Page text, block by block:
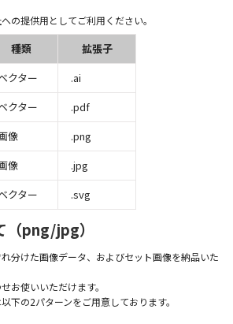
の提供用としてご利用ください。
種類
拡張子
クター
.ai
クター
.pdf
像
.png
像
.jpg
クター .svg
（png/jpg）
分けた画像データ、およびセット画像を納品いた
お使いいただけます。
下の2パターンをご用意しております。